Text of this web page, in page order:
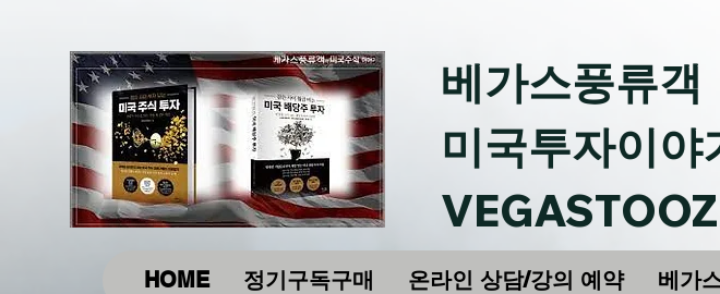
베가스풍류객
미국투자이야
HOME 정기구독구매 온라인 상담/강의 예약 베가